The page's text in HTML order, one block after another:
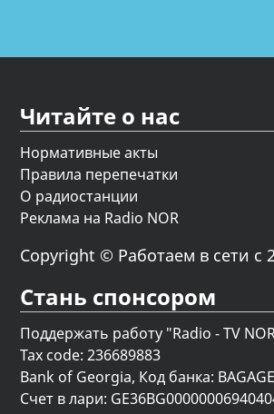
Читайте о нас
Нормативные акты
Правила перепечатки
О радиостанции
Реклама на Radio NOR
Copyright © Работаем в сети с
Стань спонсором
Поддержать работу "Radio - TV
Tax code: 236689883
Bank of Georgia, Код банка:
Счет в лари: